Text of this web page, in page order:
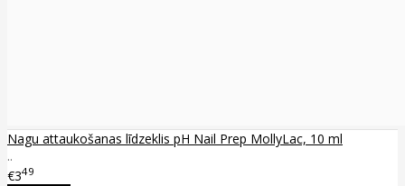
Nagu attaukošanas līdzeklis pH Nail Prep MollyLac, 10 ml
..
€349